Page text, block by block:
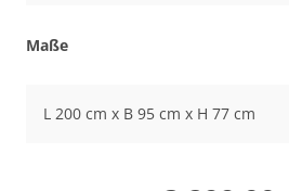
Maße
L 200 cm x B 95 cm x H 77 cm